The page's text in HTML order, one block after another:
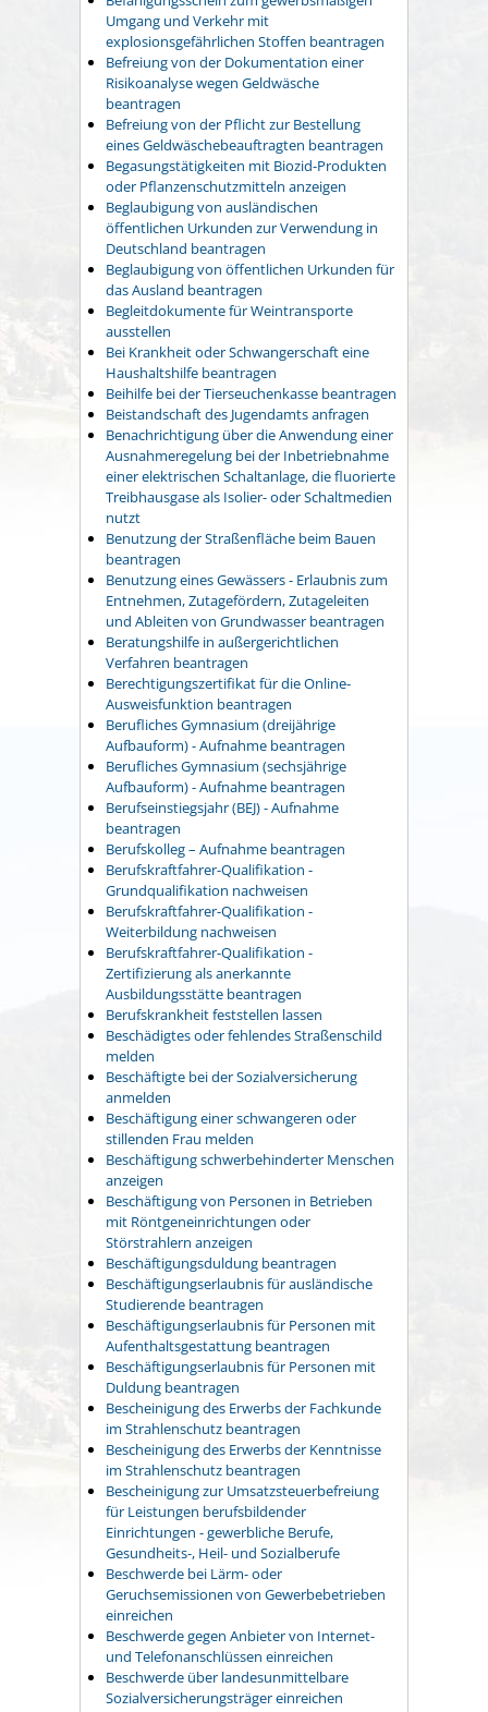
Umgang und Verkehr mit
explosionsgefährlichen Stoffen beantragen
Befreiung von der Dokumentation einer
Risikoanalyse wegen Geldwäsche
beantragen
Befreiung von der Pflicht zur Bestellung
eines Geldwäschebeauftragten beantragen
Begasungstätigkeiten mit Biozid-Produkten
oder Pflanzenschutzmitteln anzeigen
Beglaubigung von ausländischen
öffentlichen Urkunden zur Verwendung in
Deutschland beantragen
Beglaubigung von öffentlichen Urkunden für
das Ausland beantragen
Begleitdokumente für Weintransporte
ausstellen
Bei Krankheit oder Schwangerschaft eine
Haushaltshilfe beantragen
Beihilfe bei der Tierseuchenkasse beantragen
Beistandschaft des Jugendamts anfragen
Benachrichtigung über die Anwendung einer
Ausnahmeregelung bei der Inbetriebnahme
einer elektrischen Schaltanlage, die fluorierte
Treibhausgase als Isolier- oder Schaltmedien
nutzt
Benutzung der Straßenfläche beim Bauen
beantragen
Benutzung eines Gewässers - Erlaubnis zum
Entnehmen, Zutagefördern, Zutageleiten
und Ableiten von Grundwasser beantragen
Beratungshilfe in außergerichtlichen
Verfahren beantragen
Berechtigungszertifikat für die Online-
Ausweisfunktion beantragen
Berufliches Gymnasium (dreijährige
Aufbauform) - Aufnahme beantragen
Berufliches Gymnasium (sechsjährige
Aufbauform) - Aufnahme beantragen
Berufseinstiegsjahr (BEJ) - Aufnahme
beantragen
Berufskolleg – Aufnahme beantragen
Berufskraftfahrer-Qualifikation -
Grundqualifikation nachweisen
Berufskraftfahrer-Qualifikation -
Weiterbildung nachweisen
Berufskraftfahrer-Qualifikation -
Zertifizierung als anerkannte
Ausbildungsstätte beantragen
Berufskrankheit feststellen lassen
Beschädigtes oder fehlendes Straßenschild
melden
Beschäftigte bei der Sozialversicherung
anmelden
Beschäftigung einer schwangeren oder
stillenden Frau melden
Beschäftigung schwerbehinderter Menschen
anzeigen
Beschäftigung von Personen in Betrieben
mit Röntgeneinrichtungen oder
Störstrahlern anzeigen
Beschäftigungsduldung beantragen
Beschäftigungserlaubnis für ausländische
Studierende beantragen
Beschäftigungserlaubnis für Personen mit
Aufenthaltsgestattung beantragen
Beschäftigungserlaubnis für Personen mit
Duldung beantragen
Bescheinigung des Erwerbs der Fachkunde
im Strahlenschutz beantragen
Bescheinigung des Erwerbs der Kenntnisse
im Strahlenschutz beantragen
Bescheinigung zur Umsatzsteuerbefreiung
für Leistungen berufsbildender
Einrichtungen - gewerbliche Berufe,
Gesundheits-, Heil- und Sozialberufe
Beschwerde bei Lärm- oder
Geruchsemissionen von Gewerbebetrieben
einreichen
Beschwerde gegen Anbieter von Internet-
und Telefonanschlüssen einreichen
Beschwerde über landesunmittelbare
Sozialversicherungsträger einreichen